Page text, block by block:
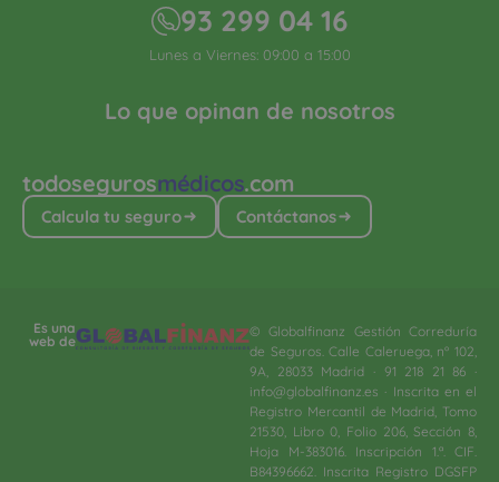
todosegurosmédicos.com
Calcula tu seguro Contáctanos
Lo que opinan de nosotros
93 299 04 16
Lunes a Viernes: 09:00 a 15:00
Es una
web de
© Globalfinanz Gestión Correduría
de Seguros. Calle Caleruega, nº 102,
9A, 28033 Madrid · 91 218 21 86 ·
info@globalfinanz.es · Inscrita en el
Registro Mercantil de Madrid, Tomo
21530, Libro 0, Folio 206, Sección 8,
Hoja M-383016. Inscripción 1.ª. CIF.
B84396662. Inscrita Registro DGSFP